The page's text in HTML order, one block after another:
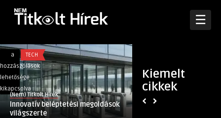
☰
Kiemelt
cikkek
Innovatív
beléptetési
megoldások
világszerte
bejegyzéshez
a
hozzászólások
lehetősége
kikapcsolva
TECH
(Nem) Titkolt Hírek
Innovatív beléptetési megoldások
világszerte
hogyan
tegyük
lehetősége
kikapcsolva